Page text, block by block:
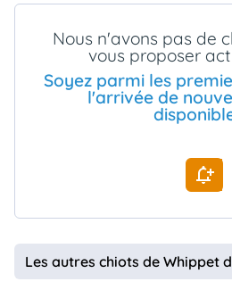
Services
Assurances
Nous n'avons pas de
vous proposer
Soyez parmi les
l'arrivée de
Les autres chiots de Whippet